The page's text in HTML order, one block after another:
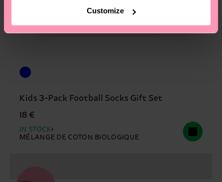
Customize
Kids 3-Pack Football Socks Gift Set
18 €
IN STOCK
MÉLANGE DE COTON BIOLOGIQUE